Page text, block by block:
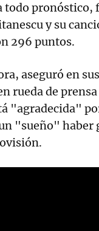
todo pronóstico,
y su
296 puntos.
aseguró en
rueda de
"agradecida"
"sueño" haber